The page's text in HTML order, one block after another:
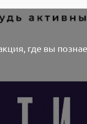
где вы